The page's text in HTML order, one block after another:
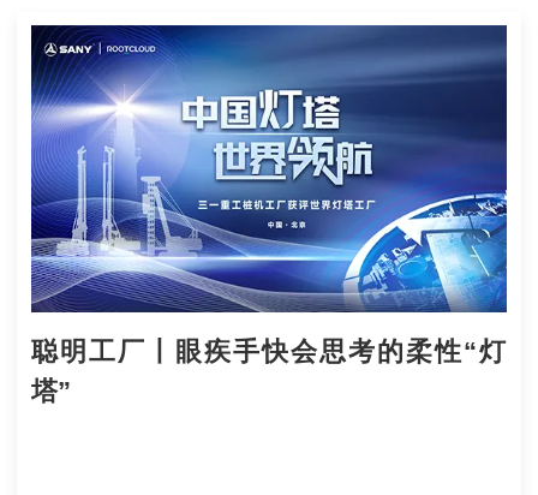
聪明工厂丨眼疾手快会思考的柔性“灯
塔”